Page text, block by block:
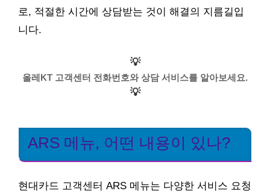
로, 적절한 시간에 상담받는 것이 해결의 지름길입
니다.
💡
올레KT 고객센터 전화번호와 상담 서비스를 알아보세요.
💡
ARS 메뉴, 어떤 내용이 있나?
현대카드 고객센터 ARS 메뉴는 다양한 서비스 요청